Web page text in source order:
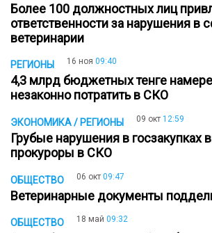
Более 100 должностных лиц
ответственности за нарушения в
ветеринарии
РЕГИОНЫ 16 ноя 09:40
4,3 млрд бюджетных тенге
незаконно потратить в СКО
ЭКОНОМИКА / РЕГИОНЫ 09 окт 12:59
Грубые нарушения в госзакупках
прокуроры в СКО
ОБЩЕСТВО 06 окт 09:47
Ветеринарные документы
ОБЩЕСТВО 18 май 09:32